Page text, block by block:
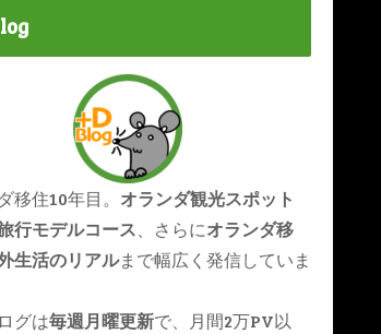
移住10年目。 オランダ観光スポット
行モデルコース、さらにオランダ移
生活のリアルまで幅広く発信していま
グは毎週月曜更新で、月間2万PV以